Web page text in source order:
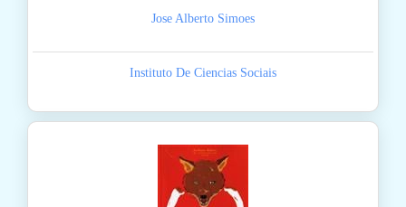
Jose Alberto Simoes
Instituto De Ciencias Sociais